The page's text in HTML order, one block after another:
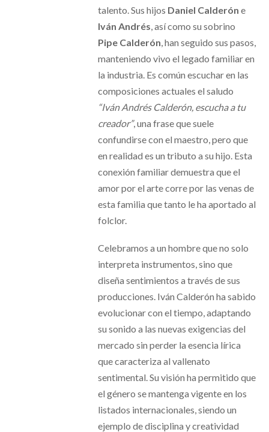
talento. Sus hijos Daniel Calderón e
Iván Andrés , así como su sobrino
Pipe Calderón , han seguido sus pasos,
manteniendo vivo el legado familiar en
la industria. Es común escuchar en las
composiciones actuales el saludo
“Iván Andrés Calderón, escucha a tu
creador”, una frase que suele
confundirse con el maestro, pero que
en realidad es un tributo a su hijo. Esta
conexión familiar demuestra que el
amor por el arte corre por las venas de
esta familia que tanto le ha aportado al
folclor.
Celebramos a un hombre que no solo
interpreta instrumentos, sino que
diseña sentimientos a través de sus
producciones. Iván Calderón ha sabido
evolucionar con el tiempo, adaptando
su sonido a las nuevas exigencias del
mercado sin perder la esencia lírica
que caracteriza al vallenato
sentimental. Su visión ha permitido que
el género se mantenga vigente en los
listados internacionales, siendo un
ejemplo de disciplina y creatividad